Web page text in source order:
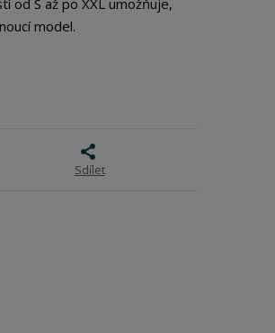
model.
Sdílet